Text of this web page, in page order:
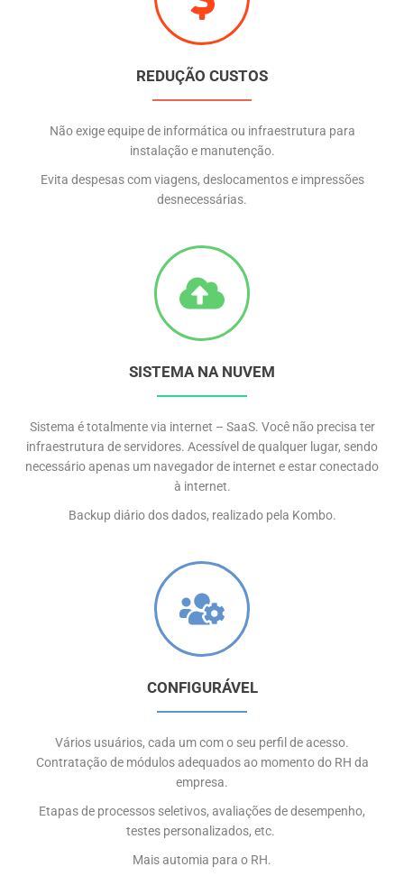
REDUÇÃO CUSTOS
Não exige equipe de informática ou infraestrutura para
instalação e manutenção.
Evita despesas com viagens, deslocamentos e impressões
desnecessárias.
SISTEMA NA NUVEM
Sistema é totalmente via internet – SaaS. Você não precisa ter
infraestrutura de servidores. Acessível de qualquer lugar, sendo
necessário apenas um navegador de internet e estar conectado
à internet.
Backup diário dos dados, realizado pela Kombo.
CONFIGURÁVEL
Vários usuários, cada um com o seu perfil de acesso.
Contratação de módulos adequados ao momento do RH da
empresa.
Etapas de processos seletivos, avaliações de desempenho,
testes personalizados, etc.
Mais automia para o RH.